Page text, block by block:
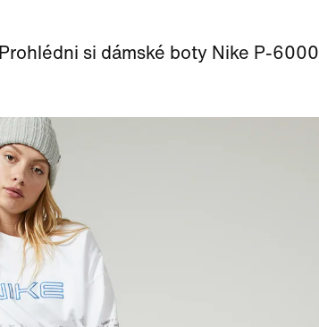
Prohlédni si dámské boty Nike P-6000